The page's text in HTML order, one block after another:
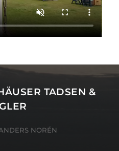
TADSEN &
NORÉN